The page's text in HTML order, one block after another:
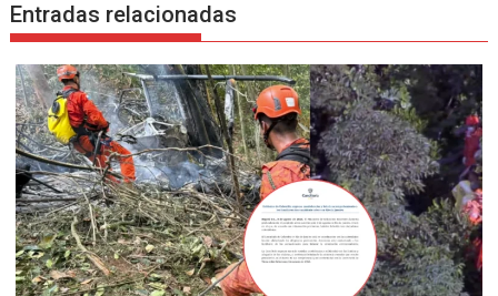
Entradas relacionadas